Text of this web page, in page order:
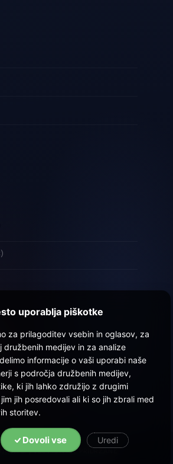
| Vse pravice pridržane
uporablja piškotke
za prilagoditev vsebin in oglasov, za
družbenih medijev in za analize
informacije o vaši uporabi naše
s področja družbenih medijev,
ki jih lahko združijo z drugimi
jih posredovali ali ki so jih zbrali med
storitev.
Dovoli vse Uredi